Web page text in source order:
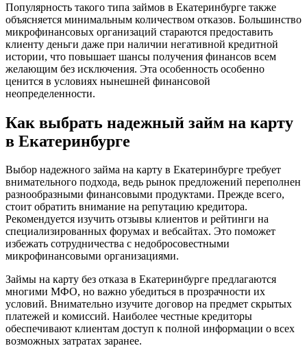
Популярность такого типа займов в Екатеринбурге также
объясняется минимальным количеством отказов. Большинство
микрофинансовых организаций стараются предоставить
клиенту деньги даже при наличии негативной кредитной
истории, что повышает шансы получения финансов всем
желающим без исключения. Эта особенность особенно
ценится в условиях нынешней финансовой
неопределенности.
Как выбрать надежный займ на карту
в Екатеринбурге
Выбор надежного займа на карту в Екатеринбурге требует
внимательного подхода, ведь рынок предложений переполнен
разнообразными финансовыми продуктами. Прежде всего,
стоит обратить внимание на репутацию кредитора.
Рекомендуется изучить отзывы клиентов и рейтинги на
специализированных форумах и вебсайтах. Это поможет
избежать сотрудничества с недобросовестными
микрофинансовыми организациями.
Займы на карту без отказа в Екатеринбурге предлагаются
многими МФО, но важно убедиться в прозрачности их
условий. Внимательно изучите договор на предмет скрытых
платежей и комиссий. Наиболее честные кредиторы
обеспечивают клиентам доступ к полной информации о всех
возможных затратах заранее.